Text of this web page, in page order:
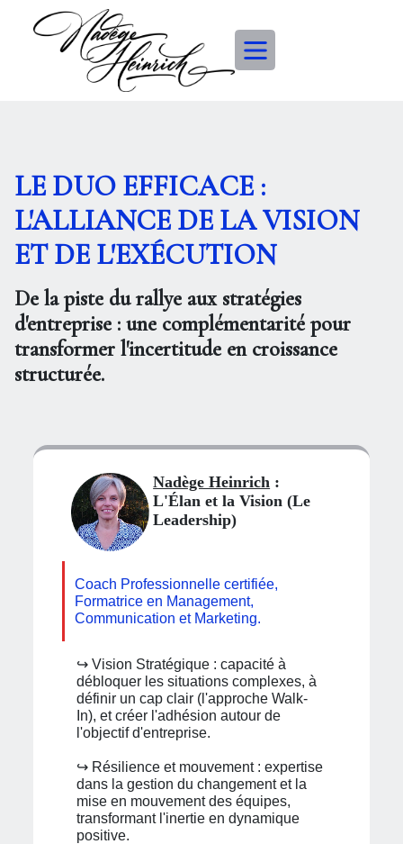
LE DUO EFFICACE :
L'ALLIANCE DE LA VISION
ET DE L'EXÉCUTION
De la piste du rallye aux stratégies
d'entreprise : une complémentarité pour
transformer l'incertitude en croissance
structurée.
Nadège Heinrich :
L'Élan et la Vision (Le
Leadership)
Coach Professionnelle certifiée,
Formatrice en Management,
Communication et Marketing.
↪︎ Vision Stratégique : capacité à
débloquer les situations complexes, à
définir un cap clair (l'approche Walk-
In), et créer l'adhésion autour de
l'objectif d'entreprise.
↪︎ Résilience et mouvement : expertise
dans la gestion du changement et la
mise en mouvement des équipes,
transformant l'inertie en dynamique
positive.